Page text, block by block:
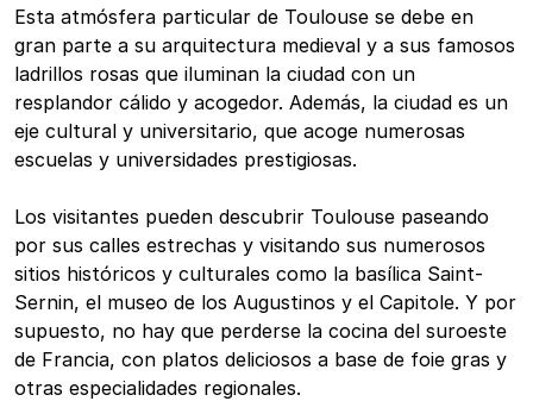
Esta atmósfera particular de Toulouse se debe en
gran parte a su arquitectura medieval y a sus famosos
ladrillos rosas que iluminan la ciudad con un
resplandor cálido y acogedor. Además, la ciudad es un
eje cultural y universitario, que acoge numerosas
escuelas y universidades prestigiosas.
Los visitantes pueden descubrir Toulouse paseando
por sus calles estrechas y visitando sus numerosos
sitios históricos y culturales como la basílica Saint-
Sernin, el museo de los Augustinos y el Capitole. Y por
supuesto, no hay que perderse la cocina del suroeste
de Francia, con platos deliciosos a base de foie gras y
otras especialidades regionales.